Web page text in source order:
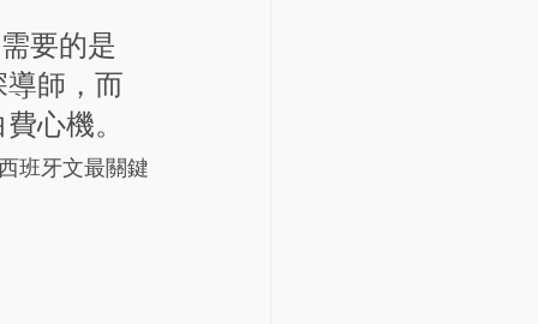
要的是
師，而
心機。
班牙文最關鍵